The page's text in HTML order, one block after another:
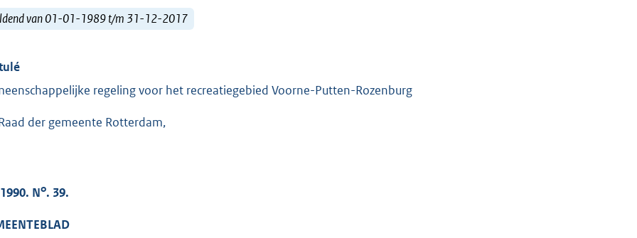
van 01-01-1989 t/m 31-12-2017
regeling voor het recreatiegebied Voorne-Putten-Rozenburg
der gemeente Rotterdam,
No. 39.